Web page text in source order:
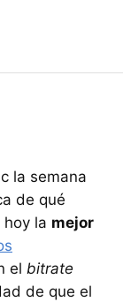
la semana
de qué
la mejor
el bitrate
de que el